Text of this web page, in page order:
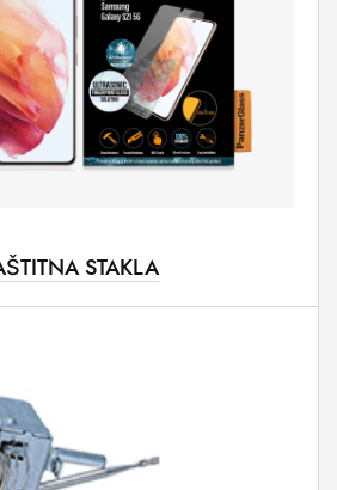
STAKLA